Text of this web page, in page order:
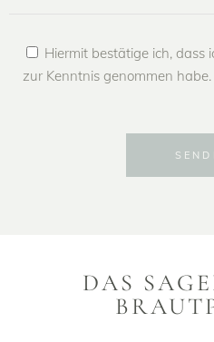
Hiermit bestätige ich, dass
zur Kenntnis genommen habe.
DAS